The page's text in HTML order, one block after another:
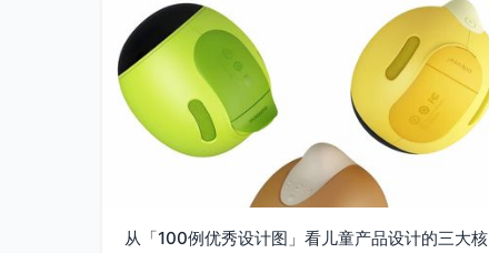
从「100例优秀设计图」看儿童产品设计的三大核